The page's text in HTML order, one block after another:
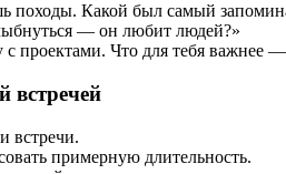
походы. Какой был самый
— он любит людей?»
проектами. Что для тебя важнее —
встречей
встречи.
примерную длительность.